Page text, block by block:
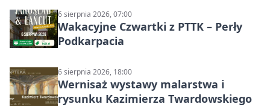
6 sierpnia 2026, 07:00
Wakacyjne Czwartki z PTTK – Perły
Podkarpacia
6 sierpnia 2026, 18:00
Wernisaż wystawy malarstwa i
rysunku Kazimierza Twardowskiego